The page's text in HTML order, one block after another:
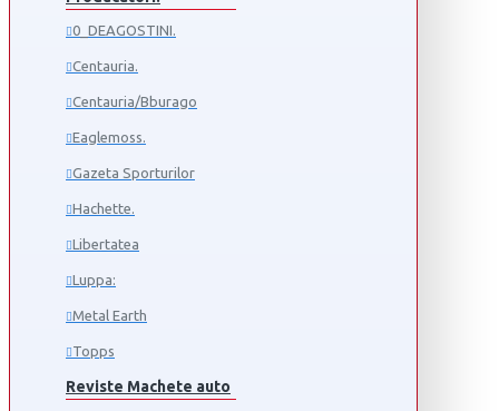
0_DEAGOSTINI.
Centauria.
Centauria/Bburago
Eaglemoss.
Gazeta Sporturilor
Hachette.
Libertatea
Luppa:
Metal Earth
Topps
Reviste Machete auto